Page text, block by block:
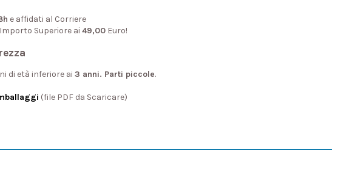
e affidati al Corriere
Superiore ai 49,00 Euro!
di età inferiore ai 3 anni. Parti piccole.
(file PDF da Scaricare)